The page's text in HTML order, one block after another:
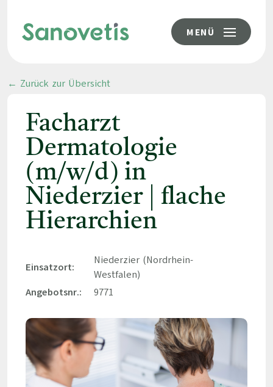
MENÜ
← Zurück zur Übersicht
Facharzt
Dermatologie
(m/w/d) in
Niederzier | flache
Hierarchien
Einsatzort:
Niederzier (Nordrhein-
Westfalen)
Angebotsnr.:
9771